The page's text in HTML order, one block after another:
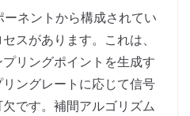
ネントから構成されてい
スがあります。これは、
リングポイントを生成す
ングレートに応じて信号
です。補間アルゴリズム